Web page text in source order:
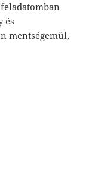
és
mentségemül,